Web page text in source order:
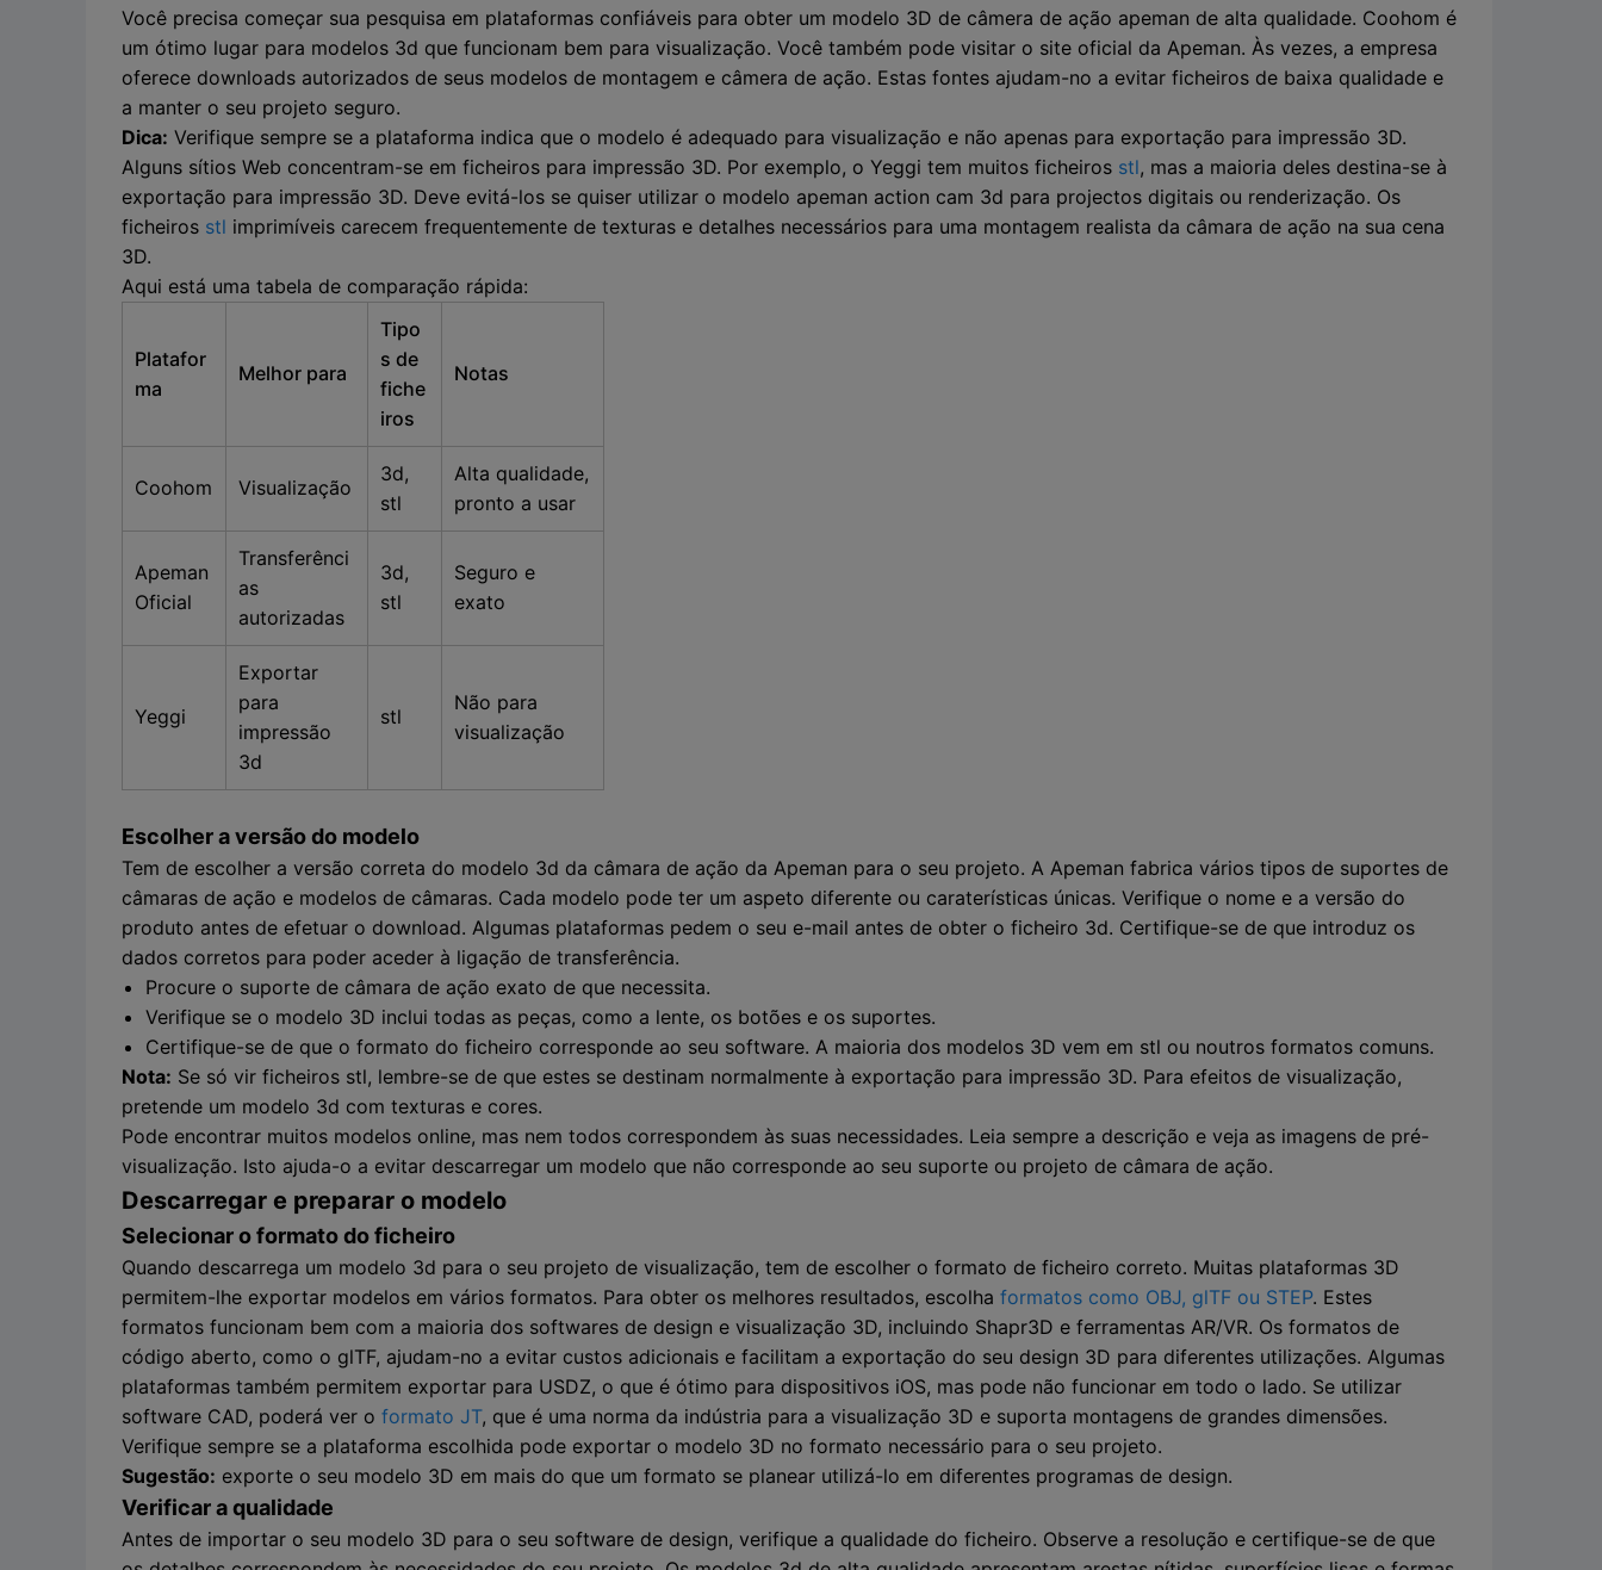
Você precisa começar sua pesquisa em plataformas confiáveis para obter um modelo 3D de câmera de ação apeman de alta qualidade. Coohom é
um ótimo lugar para modelos 3d que funcionam bem para visualização. Você também pode visitar o site oficial da Apeman. Às vezes, a empresa
oferece downloads autorizados de seus modelos de montagem e câmera de ação. Estas fontes ajudam-no a evitar ficheiros de baixa qualidade e
a manter o seu projeto seguro.
Dica: Verifique sempre se a plataforma indica que o modelo é adequado para visualização e não apenas para exportação para impressão 3D.
Alguns sítios Web concentram-se em ficheiros para impressão 3D. Por exemplo, o Yeggi tem muitos ficheiros stl, mas a maioria deles destina-se à
exportação para impressão 3D. Deve evitá-los se quiser utilizar o modelo apeman action cam 3d para projectos digitais ou renderização. Os
ficheiros stl imprimíveis carecem frequentemente de texturas e detalhes necessários para uma montagem realista da câmara de ação na sua cena
3D.
Aqui está uma tabela de comparação rápida:
Platafor
ma
Melhor para
Tipo
s de
fiche
iros
Notas
Coohom Visualização
3d,
stl
Alta qualidade,
pronto a usar
Apeman
Oficial
Transferênci
as
autorizadas
3d,
stl
Seguro e
exato
Yeggi
Exportar
para
impressão
3d
stl
Não para
visualização
Escolher a versão do modelo
Tem de escolher a versão correta do modelo 3d da câmara de ação da Apeman para o seu projeto. A Apeman fabrica vários tipos de suportes de
câmaras de ação e modelos de câmaras. Cada modelo pode ter um aspeto diferente ou caraterísticas únicas. Verifique o nome e a versão do
produto antes de efetuar o download. Algumas plataformas pedem o seu e-mail antes de obter o ficheiro 3d. Certifique-se de que introduz os
dados corretos para poder aceder à ligação de transferência.
Procure o suporte de câmara de ação exato de que necessita.
Verifique se o modelo 3D inclui todas as peças, como a lente, os botões e os suportes.
Certifique-se de que o formato do ficheiro corresponde ao seu software. A maioria dos modelos 3D vem em stl ou noutros formatos comuns.
Nota: Se só vir ficheiros stl, lembre-se de que estes se destinam normalmente à exportação para impressão 3D. Para efeitos de visualização,
pretende um modelo 3d com texturas e cores.
Pode encontrar muitos modelos online, mas nem todos correspondem às suas necessidades. Leia sempre a descrição e veja as imagens de pré-
visualização. Isto ajuda-o a evitar descarregar um modelo que não corresponde ao seu suporte ou projeto de câmara de ação.
Descarregar e preparar o modelo
Selecionar o formato do ficheiro
Quando descarrega um modelo 3d para o seu projeto de visualização, tem de escolher o formato de ficheiro correto. Muitas plataformas 3D
permitem-lhe exportar modelos em vários formatos. Para obter os melhores resultados, escolha formatos como OBJ, glTF ou STEP. Estes
formatos funcionam bem com a maioria dos softwares de design e visualização 3D, incluindo Shapr3D e ferramentas AR/VR. Os formatos de
código aberto, como o glTF, ajudam-no a evitar custos adicionais e facilitam a exportação do seu design 3D para diferentes utilizações. Algumas
plataformas também permitem exportar para USDZ, o que é ótimo para dispositivos iOS, mas pode não funcionar em todo o lado. Se utilizar
software CAD, poderá ver o formato JT, que é uma norma da indústria para a visualização 3D e suporta montagens de grandes dimensões.
Verifique sempre se a plataforma escolhida pode exportar o modelo 3D no formato necessário para o seu projeto.
Sugestão: exporte o seu modelo 3D em mais do que um formato se planear utilizá-lo em diferentes programas de design.
Verificar a qualidade
Antes de importar o seu modelo 3D para o seu software de design, verifique a qualidade do ficheiro. Observe a resolução e certifique-se de que